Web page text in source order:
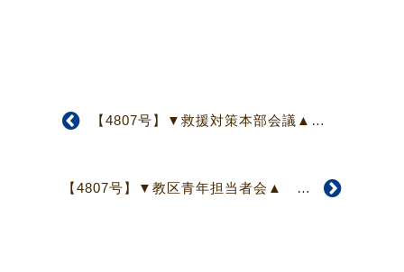
【4807号】▼救援対策本部会議▲ 今総会期最終の本部会議を行う
【4807号】▼教区青年担当者会▲ 教団に青年担当部門の設置を